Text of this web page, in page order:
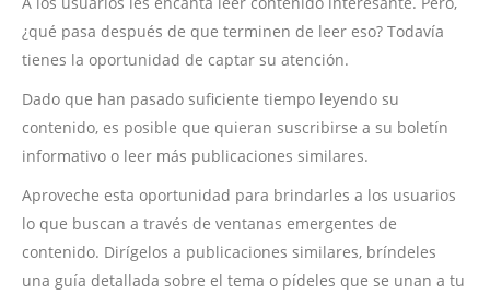
¿qué pasa después de que terminen de leer eso? Todavía
tienes la oportunidad de captar su atención.
Dado que han pasado suficiente tiempo leyendo su
contenido, es posible que quieran suscribirse a su boletín
informativo o leer más publicaciones similares.
Aproveche esta oportunidad para brindarles a los usuarios
lo que buscan a través de ventanas emergentes de
contenido. Dirígelos a publicaciones similares, bríndeles
una guía detallada sobre el tema o pídeles que se unan a tu